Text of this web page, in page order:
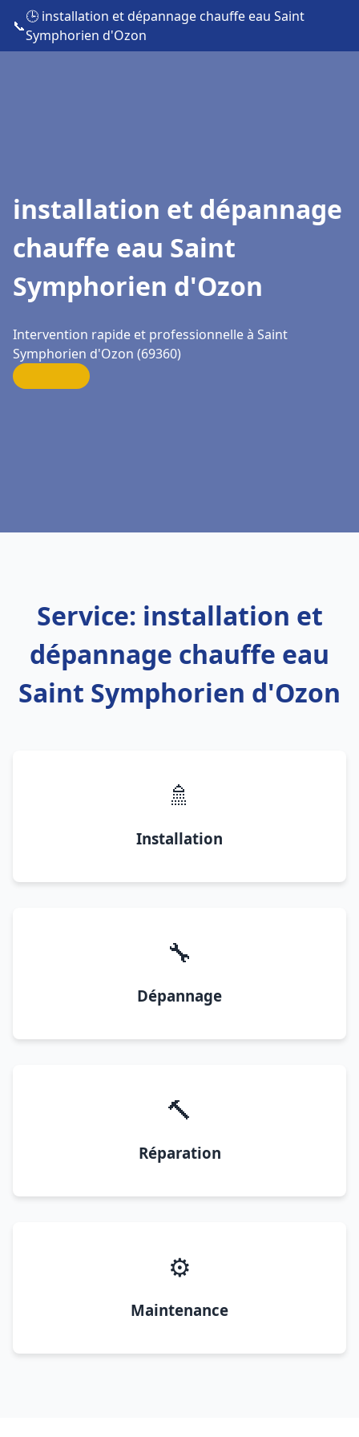
📞
🕒 installation et dépannage chauffe eau Saint
Symphorien d'Ozon
installation et dépannage
chauffe eau Saint
Symphorien d'Ozon
Intervention rapide et professionnelle à Saint
Symphorien d'Ozon (69360)
Service: installation et
dépannage chauffe eau
Saint Symphorien d'Ozon
🚿
Installation
🔧
Dépannage
🔨
Réparation
⚙️
Maintenance